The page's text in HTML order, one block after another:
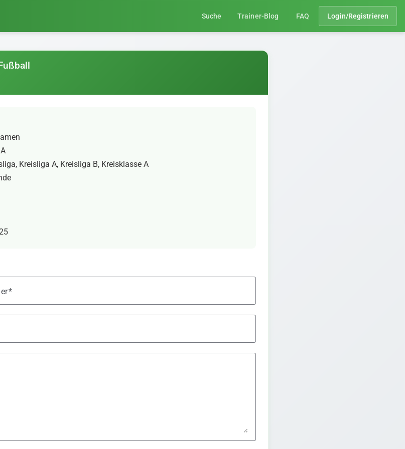
Suche Trainer-Blog FAQ Login/Registrieren
Kreisliga A, Kreisliga B, Kreisklasse A